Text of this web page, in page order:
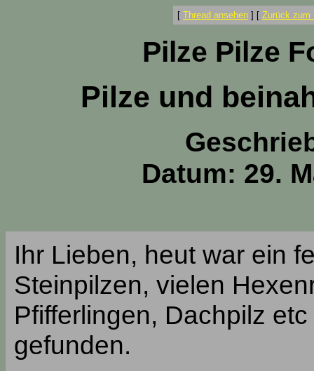
[ Thread ansehen ] [ Zurück zum
Pilze Pilze
Pilze und
Datum: 29.
Ihr Lieben, heut war ein
Steinpilzen, vielen
Pfifferlingen, Dachpilz
gefunden.